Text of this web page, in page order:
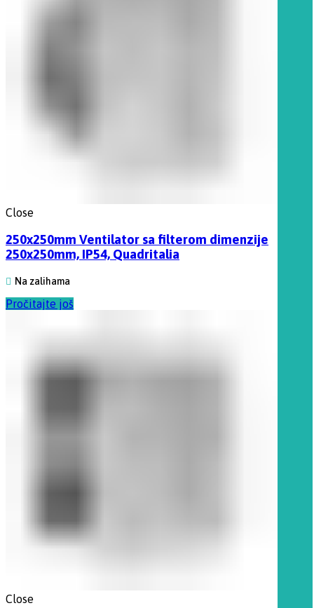
Close
250x250mm Ventilator sa filterom dimenzije
250x250mm, IP54, Quadritalia
Na zalihama
Pročitajte još
Close